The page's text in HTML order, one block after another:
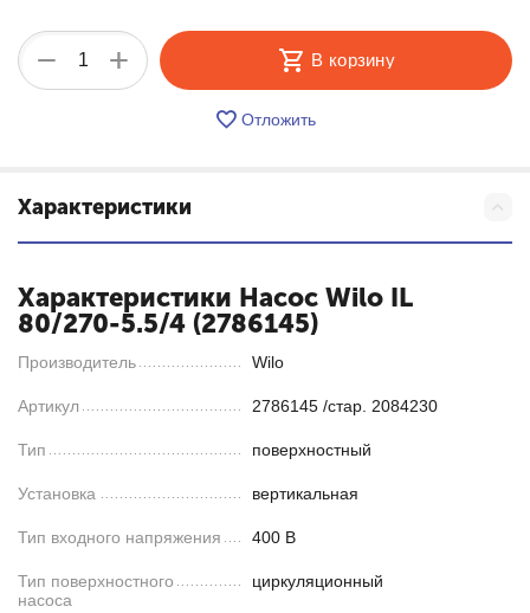
+
− В корзину
Отложить
Характеристики
Характеристики Насос Wilo IL
80/270-5.5/4 (2786145)
Производитель Wilo
Артикул 2786145 /стар. 2084230
Тип поверхностный
Установка вертикальная
Тип входного напряжения 400 В
Тип поверхностного
насоса
циркуляционный